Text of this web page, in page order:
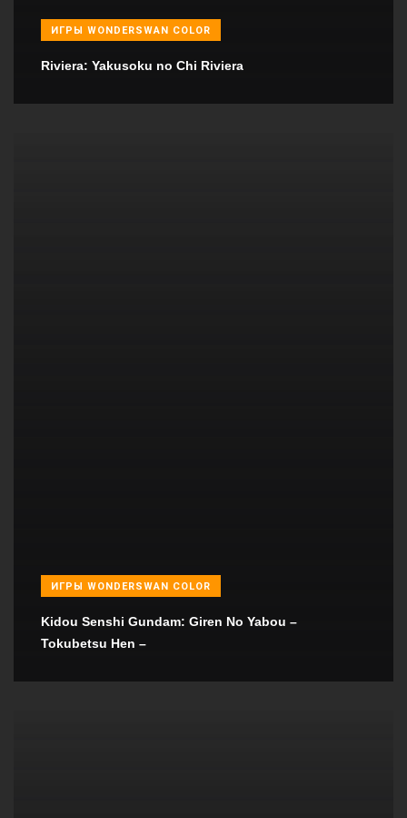
ИГРЫ WONDERSWAN COLOR
Riviera: Yakusoku no Chi Riviera
ИГРЫ WONDERSWAN COLOR
Kidou Senshi Gundam: Giren No Yabou –
Tokubetsu Hen –